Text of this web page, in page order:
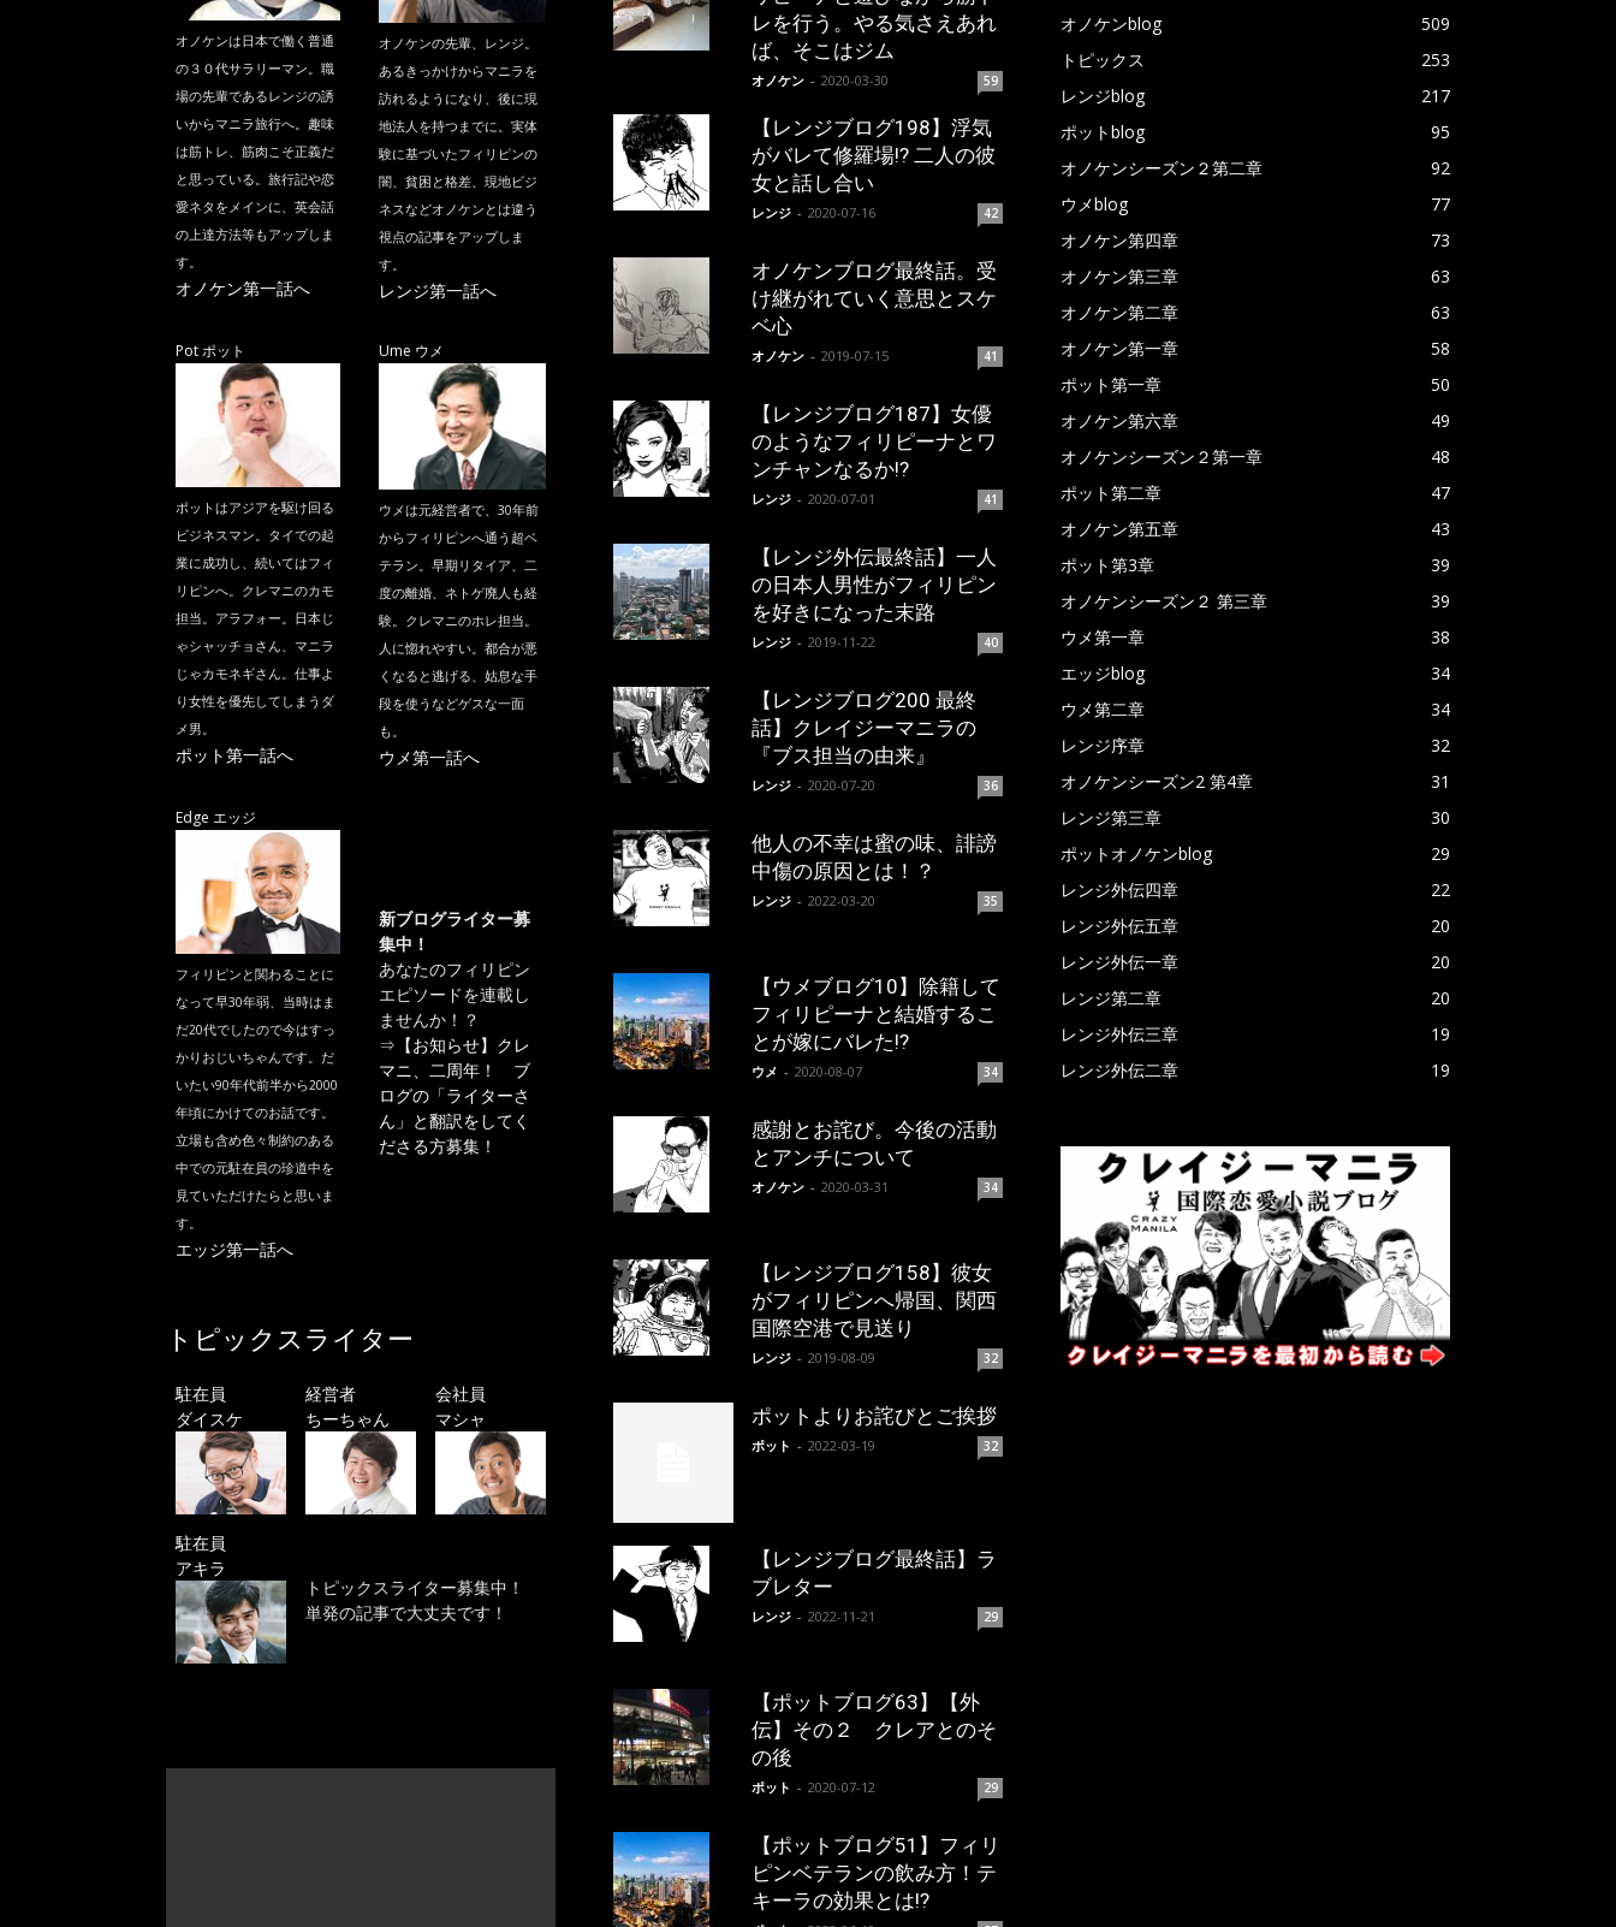
オノケンは日本で働く普通
の３０代サラリーマン。職
場の先輩であるレンジの誘
いからマニラ旅行へ。趣味
は筋トレ、筋肉こそ正義だ
と思っている。旅行記や恋
愛ネタをメインに、英会話
の上達方法等もアップしま
す。
オノケン第一話へ
オノケンの先輩、レンジ。
あるきっかけからマニラを
訪れるようになり、後に現
地法人を持つまでに。実体
験に基づいたフィリピンの
闇、貧困と格差、現地ビジ
ネスなどオノケンとは違う
視点の記事をアップしま
す。
レンジ第一話へ
Pot ポット
ポットはアジアを駆け回る
ビジネスマン。タイでの起
業に成功し、続いてはフィ
リピンへ。クレマニのカモ
担当。アラフォー。日本じ
ゃシャッチョさん、マニラ
じゃカモネギさん。仕事よ
り女性を優先してしまうダ
メ男。
ポット第一話へ
Ume ウメ
ウメは元経営者で、30年前
からフィリピンへ通う超ベ
テラン。早期リタイア、二
度の離婚、ネトゲ廃人も経
験。クレマニのホレ担当。
人に惚れやすい。都合が悪
くなると逃げる、姑息な手
段を使うなどゲスな一面
も。
ウメ第一話へ
Edge エッジ
フィリピンと関わることに
なって早30年弱、当時はま
だ20代でしたので今はすっ
かりおじいちゃんです。だ
いたい90年代前半から2000
年頃にかけてのお話です。
立場も含め色々制約のある
中での元駐在員の珍道中を
見ていただけたらと思いま
す。
エッジ第一話へ
新ブログライター募
集中！
あなたのフィリピン
エピソードを連載し
ませんか！？
⇒ 【お知らせ】クレ
マニ、二周年！ ブ
ログの「ライターさ
ん」と翻訳をしてく
ださる方募集！
トピックスライター
駐在員
ダイスケ
経営者
ちーちゃん
会社員
マシャ
駐在員
アキラ
トピックスライター募集中！
単発の記事で大丈夫です！
レを行う。やる気さえあれ
ば、そこはジム
オノケン - 2020-03-30 59
【レンジブログ198】浮気
がバレて修羅場!? 二人の彼
女と話し合い
レンジ - 2020-07-16 42
オノケンブログ最終話。受
け継がれていく意思とスケ
ベ心
オノケン - 2019-07-15 41
【レンジブログ187】女優
のようなフィリピーナとワ
ンチャンなるか!?
レンジ - 2020-07-01 41
【レンジ外伝最終話】一人
の日本人男性がフィリピン
を好きになった末路
レンジ - 2019-11-22 40
【レンジブログ200 最終
話】クレイジーマニラの
『ブス担当の由来』
レンジ - 2020-07-20 36
他人の不幸は蜜の味、誹謗
中傷の原因とは！？
レンジ - 2022-03-20 35
【ウメブログ10】除籍して
フィリピーナと結婚するこ
とが嫁にバレた!?
ウメ - 2020-08-07 34
感謝とお詫び。今後の活動
とアンチについて
オノケン - 2020-03-31 34
【レンジブログ158】彼女
がフィリピンへ帰国、関西
国際空港で見送り
レンジ - 2019-08-09 32
ポットよりお詫びとご挨拶
ポット - 2022-03-19 32
【レンジブログ最終話】ラ
ブレター
レンジ - 2022-11-21 29
【ポットブログ63】【外
伝】その２ クレアとのそ
の後
ポット - 2020-07-12 29
【ポットブログ51】フィリ
ピンベテランの飲み方！テ
キーラの効果とは!?
オノケンblog
509
トピックス
253
レンジblog
217
ポットblog
95
オノケンシーズン２第二章
92
ウメblog
77
オノケン第四章
73
オノケン第三章
63
オノケン第二章
63
オノケン第一章
58
ポット第一章
50
オノケン第六章
49
オノケンシーズン２第一章
48
ポット第二章
47
オノケン第五章
43
ポット第3章
39
オノケンシーズン２ 第三章
39
ウメ第一章
38
エッジblog
34
ウメ第二章
34
レンジ序章
32
オノケンシーズン2 第4章
31
レンジ第三章
30
ポットオノケンblog
29
レンジ外伝四章
22
レンジ外伝五章
20
レンジ外伝一章
20
レンジ第二章
20
レンジ外伝三章
19
レンジ外伝二章
19